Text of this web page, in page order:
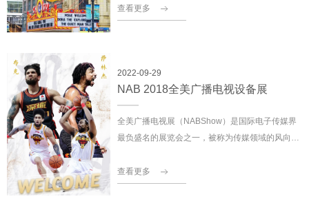
供暖、制冷和空调工程师学会（ASHRAE）和美国
制冷空调协会（ARI）主办，美国国际展览公司
调、供暖及制冷产品的交易展，每年一届。该展汇
集新产品、新理念、新服务于一体，吸引了大量的
专业人士到场参观。AHR2017预计展出净面积达
40000多平方米，注册参展商2000多家，其中将有
来自美国以外的有近40个国家和地区参展商参加该
查看更多
2022-09-29
NAB 2018全美广播电视设备展
全美广播电视展（NABShow）是国际电子传媒界
最负盛名的展览会之一，被称为传媒领域的风向
年均吸引来自全球160多个国家和地区的十多万专
查看更多